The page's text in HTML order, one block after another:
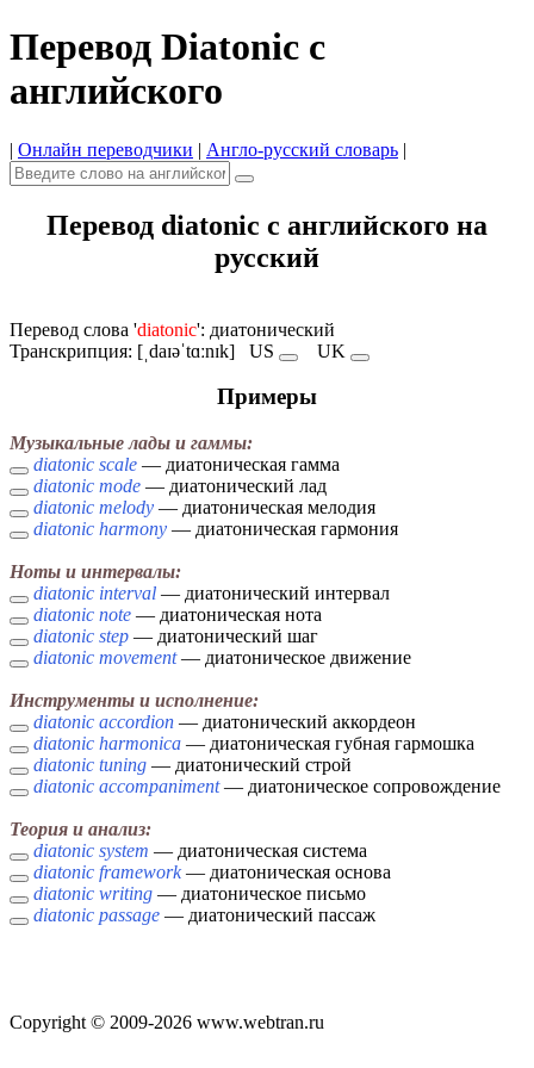
Перевод Diatonic с
английского
| Онлайн переводчики | Англо-русский словарь |
Перевод diatonic с английского на
русский
Перевод слова 'diatonic': диатонический
Транскрипция: [ˌdaɪəˈtɑːnɪk] US UK
Примеры
Музыкальные лады и гаммы:
diatonic scale — диатоническая гамма
diatonic mode — диатонический лад
diatonic melody — диатоническая мелодия
diatonic harmony — диатоническая гармония
Ноты и интервалы:
diatonic interval — диатонический интервал
diatonic note — диатоническая нота
diatonic step — диатонический шаг
diatonic movement— диатоническое движение
Инструменты и исполнение:
diatonic accordion — диатонический аккордеон
diatonic harmonica — диатоническая губная гармошка
diatonic tuning — диатонический строй
diatonic accompaniment— диатоническое сопровождение
Теория и анализ:
diatonic system — диатоническая система
diatonic framework— диатоническая основа
diatonic writing — диатоническое письмо
diatonic passage — диатонический пассаж
Copyright © 2009-2026 www.webtran.ru